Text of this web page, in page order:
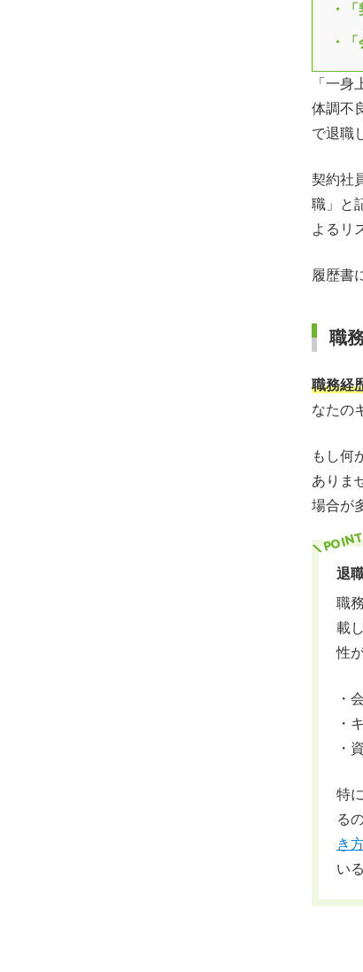
・
・
「一
体調不
で退職
契約社
職」と
よるリ
履歴書
職
職務経
なたの
もし何
ありま
場合が
退
職
載
性
・
・
・
特
る
き
い